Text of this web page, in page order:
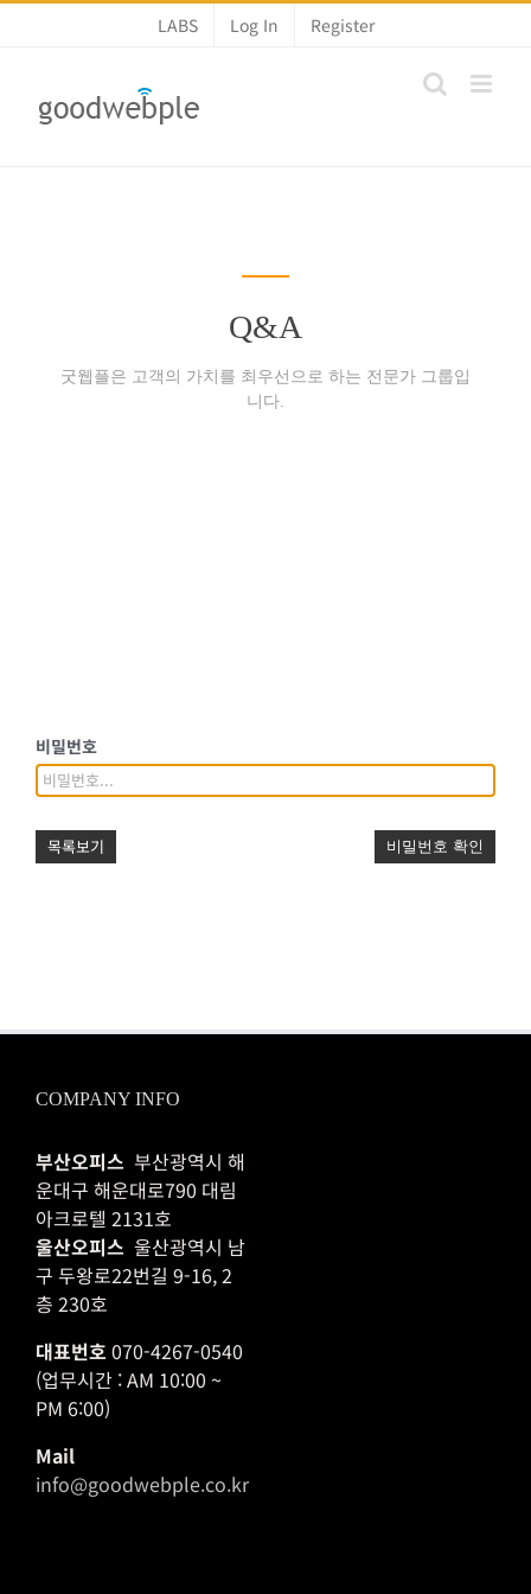
콘
LABS Log In Register
Q&A
굿웹플은 고객의 가치를 최우선으로 하는 전문가 그룹입
니다.
비밀번호
목록보기 비밀번호 확인
COMPANY INFO
부산오피스 부산광역시 해
운대구 해운대로790 대림
아크로텔 2131호
울산오피스 울산광역시 남
구 두왕로22번길 9-16, 2
층 230호
대표번호 070-4267-0540
(업무시간 : AM 10:00 ~
PM 6:00)
Mail
info@goodwebple.co.kr